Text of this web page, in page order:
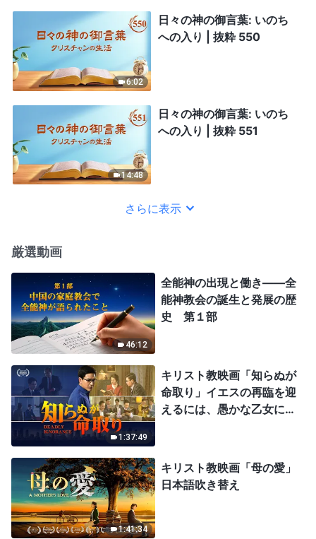
6:02
日々の神の御言葉: いのち
への入り | 抜粋 550
14:48
日々の神の御言葉: いのち
への入り | 抜粋 551
さらに表示
厳選動画
46:12
全能神の出現と働き——全
能神教会の誕生と発展の歴
史 第１部
1:37:49
キリスト教映画「知らぬが
命取り」イエスの再臨を迎
えるには、愚かな乙女にな
1:41:34
キリスト教映画「母の愛」
日本語吹き替え